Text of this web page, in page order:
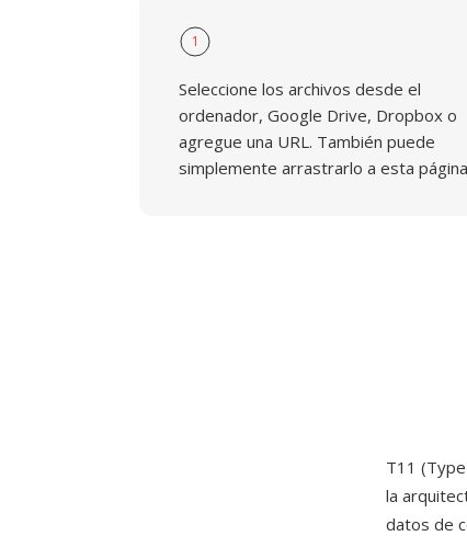
1
Seleccione los archivos desde el
ordenador, Google Drive, Dropbox o
agregue una URL. También puede
simplemente arrastrarlo a esta
T11
la
datos de